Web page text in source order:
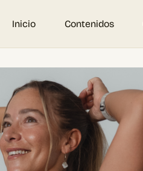
Inicio Contenidos